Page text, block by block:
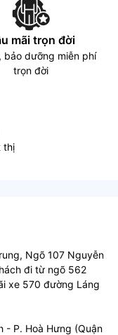
mãi trọn đời
bảo dưỡng miễn phí
trọn đời
thị
Ngõ 107 Nguyễn
đi từ ngõ 562
xe 570 đường Láng
- P. Hoà Hưng (Quận